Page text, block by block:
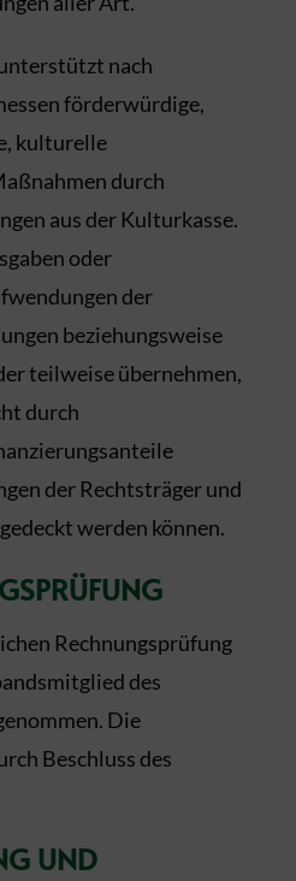
nach
förderwürdige,
kulturelle
durch
aus der Kulturkasse.
oder
der
beziehungsweise
teilweise übernehmen,
durch
der Rechtsträger und
werden können.
Rechnungsprüfung
des
Die
Beschluss des
UND